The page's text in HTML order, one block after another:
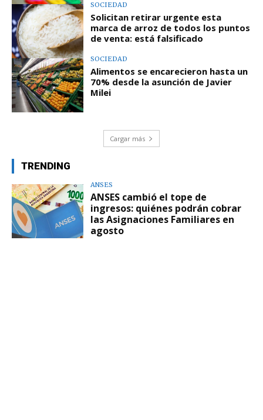
SOCIEDAD
Solicitan retirar urgente esta
marca de arroz de todos los puntos
de venta: está falsificado
SOCIEDAD
Alimentos se encarecieron hasta un
70% desde la asunción de Javier
Milei
Cargar más
TRENDING
ANSES
ANSES cambió el tope de
ingresos: quiénes podrán cobrar
las Asignaciones Familiares en
agosto